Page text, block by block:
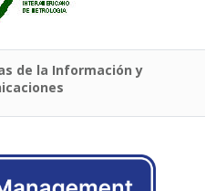
de la Información y